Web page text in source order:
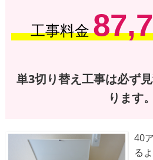
工事料金
単3切り替え工事は必ず
ります。
40
る